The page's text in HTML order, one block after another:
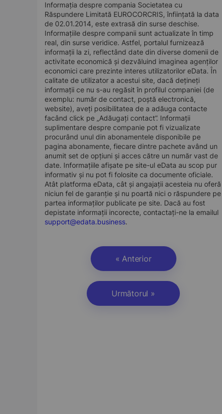
Informația despre compania Societatea cu
Răspundere Limitată EUROCORCRIS, înființată la data
de 02.01.2014, este extrasă din surse deschise.
Informațiile despre companii sunt actualizate în timp
real, din surse veridice. Astfel, portalul furnizează
informații la zi, reflectând date din diverse domenii de
activitate economică și dezvăluind imaginea agenților
economici care prezinte interes utilizatorilor eData. În
calitate de utilizator a acestui site, dacă dețineți
informații ce nu s-au regăsit în profilul companiei (de
exemplu: număr de contact, poștă electronică,
website), aveți posibilitatea de a adăuga contacte
facând click pe „Adăugați contact”. Informații
suplimentare despre companie pot fi vizualizate
procurând unul din abonamentele disponibile pe
pagina abonamente, fiecare dintre pachete având un
anumit set de opțiuni și acces către un număr vast de
date. Informațiile afișate pe site-ul eData au scop pur
informativ și nu pot fi folosite ca documente oficiale.
Atât platforma eData, cât și angajații acesteia nu oferă
niciun fel de garanție și nu poartă nici o răspundere pe
partea informaților publicate pe site. Dacă au fost
depistate informații incorecte, contactați-ne la emailul
support@edata.business.
« Anterior
Următorul »